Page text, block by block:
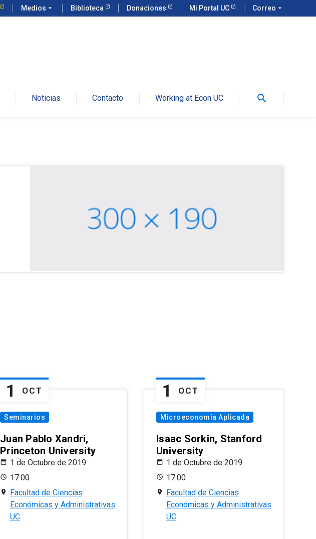
Medios arrow_drop_down Biblioteca Donaciones Mi Portal UC Correo arrow_drop_down
Noticias Contacto Working at Econ UC search
1 OCT
Seminarios
Juan Pablo Xandri,
Princeton University
1 de Octubre de 2019
17:00
Facultad de Ciencias
Económicas y Administrativas
UC
1 OCT
Microeconomía Aplicada
Isaac Sorkin, Stanford
University
1 de Octubre de 2019
17:00
Facultad de Ciencias
Económicas y Administrativas
UC